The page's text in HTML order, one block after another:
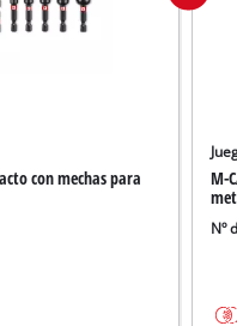
con mechas para
M-
Nº